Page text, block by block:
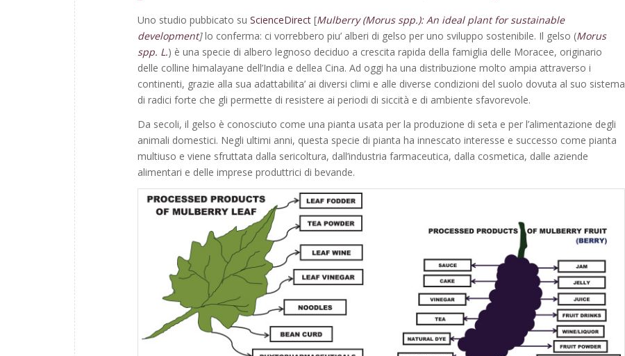
Uno studio pubbicato su ScienceDirect [Mulberry (Morus spp.): An ideal plant for sustainable
development]lo conferma: ci vorrebbero piu’ alberi di gelso per uno sviluppo sostenibile. Il gelso (Morus
spp. L.) è una specie di albero legnoso deciduo a crescita rapida della famiglia delle Moracee, originario
delle colline himalayane dell’India e dellea Cina. Ad oggi ha una distribuzione molto ampia attraverso i
continenti, grazie alla sua adattabilita’ ai diversi climi e alle diverse condizioni del suolo dovuta al suo sistema
di radici forte che gli permette di resistere ai periodi di siccità e di ambiente sfavorevole.
Da secoli, il gelso è conosciuto come una pianta usata per la produzione di seta e per l’alimentazione degli
animali domestici. Negli ultimi anni, questa specie di pianta ha innescato interesse e successo come pianta
multiuso e viene sfruttata dalla sericoltura, dall’industria farmaceutica, dalla cosmetica, dalle aziende
alimentari e delle imprese produttrici di bevande.